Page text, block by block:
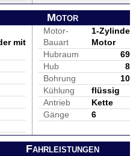
Motor
mit
Motor-
Bauart
1-Zylinder,
Motor
Hubraum
693
Hub
80
Bohrung
105
Kühlung
flüssig
Antrieb
Kette
Gänge
6
Fahrleistungen